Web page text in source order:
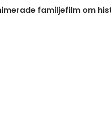
familjefilm om